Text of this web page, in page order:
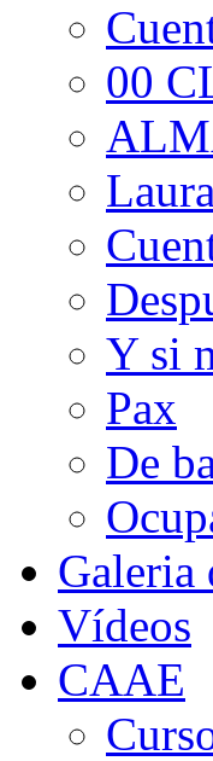
00
Y si
Pax
De
Galeria
Vídeos
CAAE